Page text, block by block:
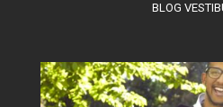
BLOG